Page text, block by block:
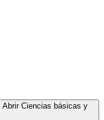
Abrir Ciencias básicas y